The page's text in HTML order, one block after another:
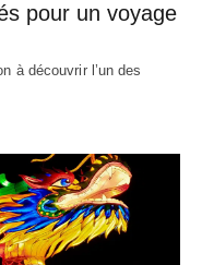
pour un voyage
à découvrir l’un des